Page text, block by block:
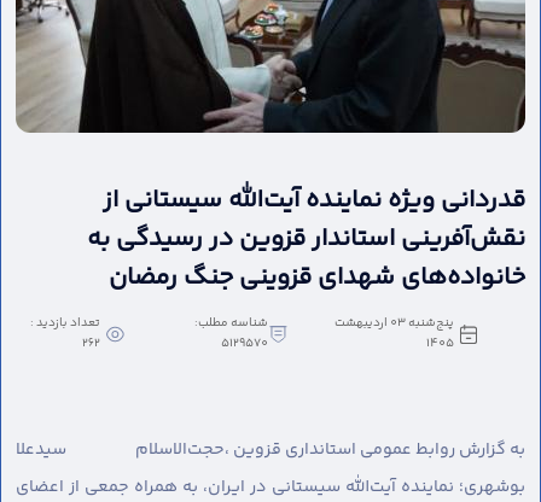
قدردانی ویژه نماینده آیت‌الله سیستانی از
نقش‌آفرینی استاندار قزوین در رسیدگی به
خانواده‌های شهدای قزوینی جنگ رمضان
پنج‌شنبه 03 اردیبهشت
1405
شناسه مطلب:
5129570
تعداد بازدید :
262
به گزارش روابط عمومی استانداری قزوین ،حجت‌الاسلام سیدعلا
بوشهری؛ نماینده آیت‌الله سیستانی در ایران، به همراه جمعی از اعضای